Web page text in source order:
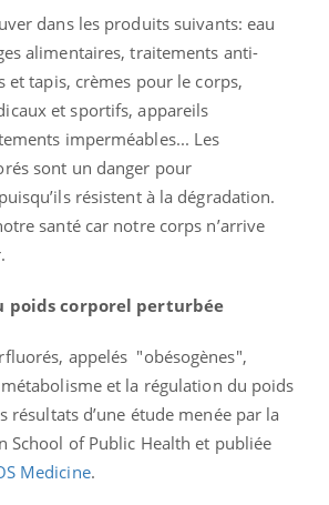
dans les produits suivants: eau
alimentaires, traitements anti-
et tapis, crèmes pour le corps,
et sportifs, appareils
imperméables... Les
sont un danger pour
résistent à la dégradation.
santé car notre corps n’arrive
poids corporel perturbée
appelés "obésogènes",
et la régulation du poids
résultats d’une étude menée par la
School of Public Health et publiée
Medicine.